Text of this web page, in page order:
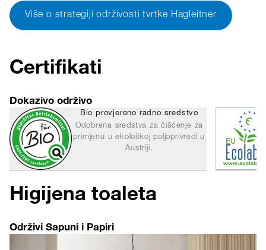
Više o strategiji održivosti tvrtke Hagleitner
Certifikati
Dokazivo održivo
Bio provjereno radno sredstvo
Odobrena sredstva za čišćenje za
primjenu u ekološkoj poljoprivredi u
Austriji.
Higijena toaleta
Održivi Sapuni i Papiri